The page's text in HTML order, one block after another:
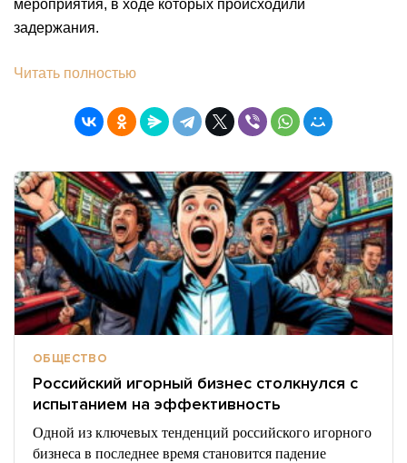
мероприятия, в ходе которых происходили
задержания.
Читать полностью
ОБЩЕСТВО
Российский игорный бизнес столкнулся с
испытанием на эффективность
Одной из ключевых тенденций российского игорного
бизнеса в последнее время становится падение